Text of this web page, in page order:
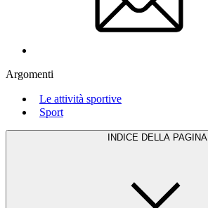
Argomenti
Le attività sportive
Sport
INDICE DELLA PAGINA